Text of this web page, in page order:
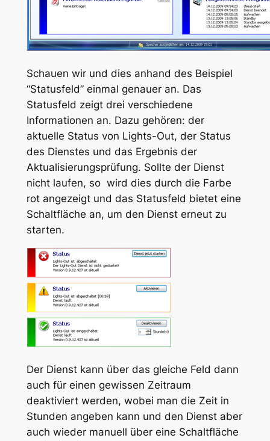
Schauen wir und dies anhand des Beispiel
“Statusfeld” einmal genauer an. Das
Statusfeld zeigt drei verschiedene
Informationen an. Dazu gehören: der
aktuelle Status von Lights-Out, der Status
des Dienstes und das Ergebnis der
Aktualisierungsprüfung. Sollte der Dienst
nicht laufen, so wird dies durch die Farbe
rot angezeigt und das Statusfeld bietet eine
Schaltfläche an, um den Dienst erneut zu
starten.
Der Dienst kann über das gleiche Feld dann
auch für einen gewissen Zeitraum
deaktiviert werden, wobei man die Zeit in
Stunden angeben kann und den Dienst aber
auch wieder manuell über eine Schaltfläche